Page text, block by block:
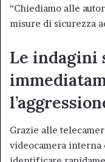
“Chiediamo alle
misure di sicurezza
Le indagini
Grazie alle
videocamera interna